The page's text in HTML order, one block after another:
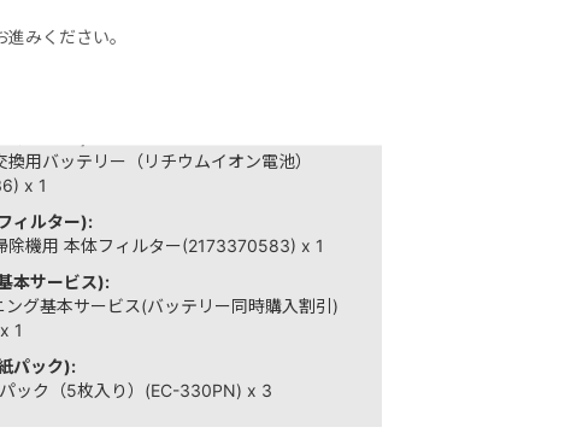
ト（1％）
ッテリー):
用バッテリー（リチウムイオン電池）
x 1
ィルター):
除機用 本体フィルター(2173370583) x 1
本サービス):
ング基本サービス(バッテリー同時購入割引)
1
パック):
ック（5枚入り）(EC-330PN) x 3
みください。